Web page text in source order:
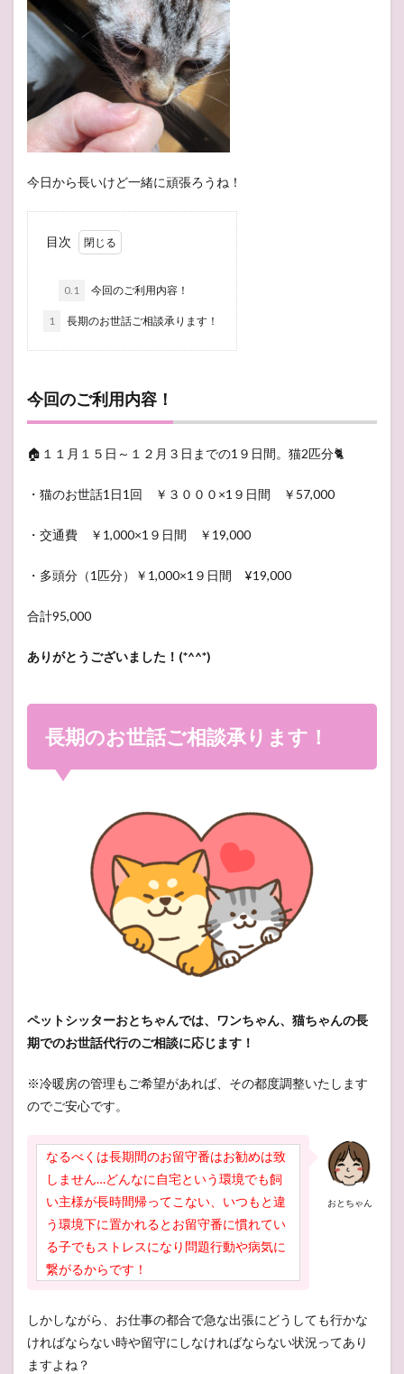
今日から長いけど一緒に頑張ろうね！
目次
0.1 今回のご利用内容！
1 長期のお世話ご相談承ります！
今回のご利用内容！
🏠１１月１５日～１２月３日までの1９日間。猫2匹分🐈
・猫のお世話1日1回 ￥３０００×1９日間 ￥57,000
・交通費 ￥1,000×1９日間 ￥19,000
・多頭分（1匹分）￥1,000×1９日間 ¥19,000
合計95,000
ありがとうございました！(*^^*)
長期のお世話ご相談承ります！
ペットシッターおとちゃんでは、ワンちゃん、猫ちゃんの長
期でのお世話代行のご相談に応じます！
※冷暖房の管理もご希望があれば、その都度調整いたします
のでご安心です。
おとちゃん
なるべくは長期間のお留守番はお勧めは致
しません…どんなに自宅という環境でも飼
い主様が長時間帰ってこない、いつもと違
う環境下に置かれるとお留守番に慣れてい
る子でもストレスになり問題行動や病気に
繋がるからです！
しかしながら、お仕事の都合で急な出張にどうしても行かな
ければならない時や留守にしなければならない状況ってあり
ますよね？